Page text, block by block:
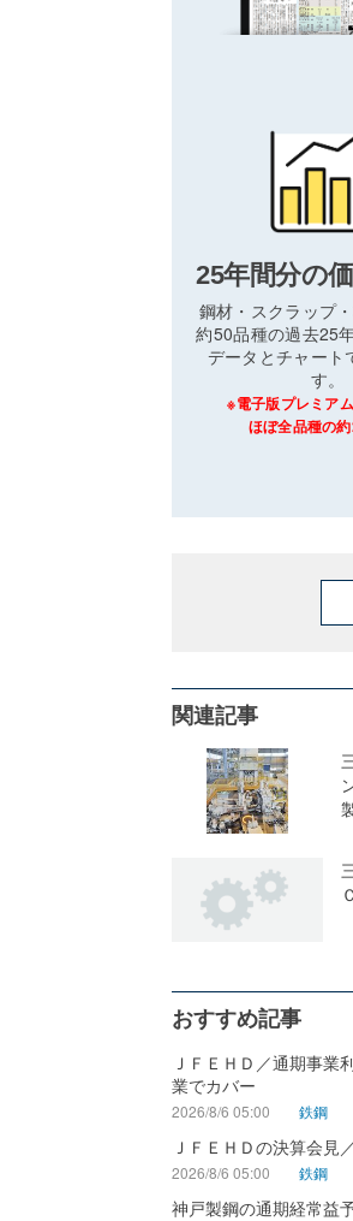
25年間分の
鋼材・スクラップ
約50品種の過去25
データとチャート
す。
※電子版プレミア
ほぼ全品種の
関連記事
おすすめ記事
ＪＦＥＨＤ／通期事
業でカバー
2026/8/6 05:00 鉄鋼
ＪＦＥＨＤの決算会見
2026/8/6 05:00 鉄鋼
神戸製鋼の通期経常益